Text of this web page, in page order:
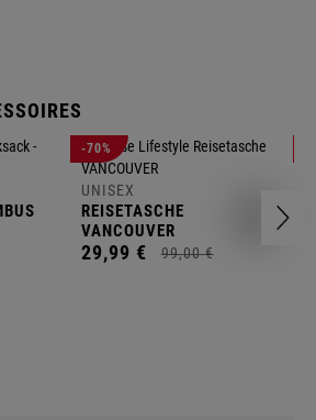
-70%
UNISEX
REISETASCHE
VANCOUVER
29,99 € 99,00 €